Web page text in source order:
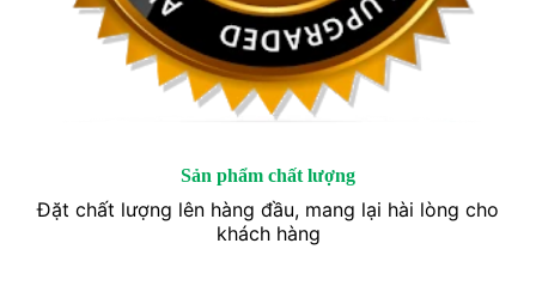
Sản phẩm chất lượng
Đặt chất lượng lên hàng đầu, mang lại hài lòng cho
khách hàng